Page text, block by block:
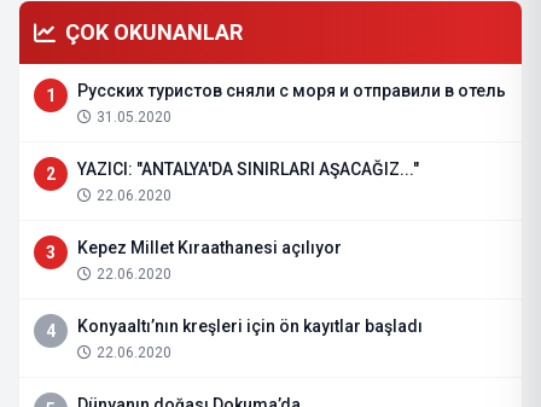
ÇOK OKUNANLAR
1 Русских туристов сняли с моря и отправили в отель
31.05.2020
2 YAZICI: "ANTALYA'DA SINIRLARI AŞACAĞIZ..."
22.06.2020
3 Kepez Millet Kıraathanesi açılıyor
22.06.2020
4 Konyaaltı’nın kreşleri için ön kayıtlar başladı
22.06.2020